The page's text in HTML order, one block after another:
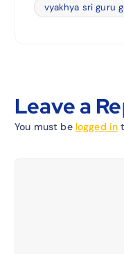
vyakhya sri guru
Leave a
You must be logged in